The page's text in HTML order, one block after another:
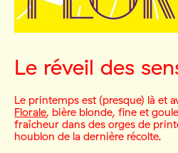
Le réveil des
Le printemps est (presque) là et
Florale, bière blonde, fine et
fraîcheur dans des orges de
houblon de la dernière récolte.